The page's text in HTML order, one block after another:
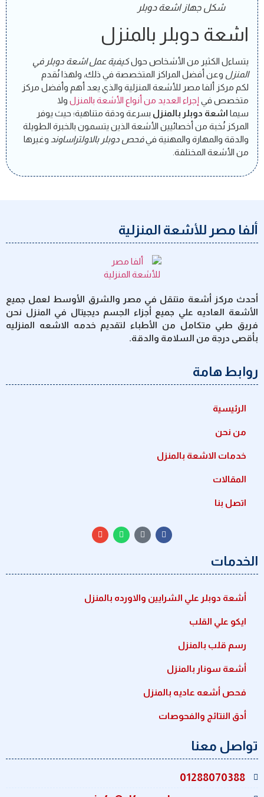
شكل جهاز اشعة دوبلر
اشعة دوبلر بالمنزل
يتساءل الكثير من الأشخاص حولكيفية عمل اشعة دوبلر في
المنزل وعن أفضل المراكز المتخصصة في ذلك، ولهذا نُقدم
لكم مركز ألفا مصر للأشعة المنزلية والذي يعد أهم وأفضل مركز
متخصص في إجراء العديد من أنواع الأشعة بالمنزل ولا
سيما اشعة دوبلر بالمنزل بسرعة ودقة متناهية؛ حيث يوفر
المركز نُخبة من أخصائيين الأشعة الذين يتسمون بالخبرة الطويلة
والدقة والمهارة والمهنية فيفحص دوبلر بالاولتراساوند وغيرها
من الأشعة المختلفة.
ألفا مصر للأشعة المنزلية
أحدث مركز أشعة متنقل في مصر والشرق الأوسط لعمل جميع
الأشعة العاديه علي جميع أجزاء الجسم ديجيتال في المنزل نحن
فريق طبي متكامل من الأطباء لتقديم خدمه الاشعه المنزليه
بأقصى درجة من السلامة والدقة.
روابط هامة
الرئيسية
من نحن
خدمات الاشعة بالمنزل
المقالات
اتصل بنا
الخدمات
أشعة دوبلر علي الشرايين والاورده بالمنزل
ايكو علي القلب
رسم قلب بالمنزل
أشعة سونار بالمنزل
فحص أشعه عاديه بالمنزل
أدق النتائج والفحوصات
تواصل معنا
01288070388